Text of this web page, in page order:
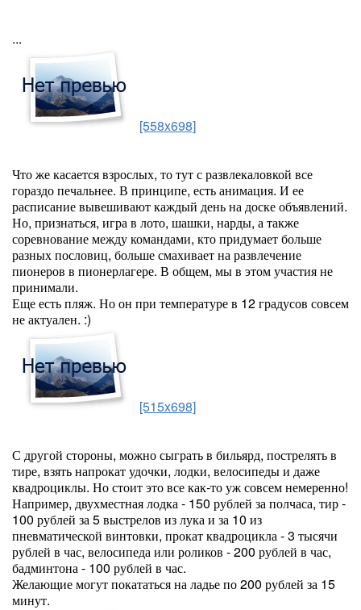
...
[558x698]
Что же касается взрослых, то тут с развлекаловкой все
гораздо печальнее. В принципе, есть анимация. И ее
расписание вывешивают каждый день на доске объявлений.
Но, признаться, игра в лото, шашки, нарды, а также
соревнование между командами, кто придумает больше
разных пословиц, больше смахивает на развлечение
пионеров в пионерлагере. В общем, мы в этом участия не
принимали.
Еще есть пляж. Но он при температуре в 12 градусов совсем
не актуален. :)
[515x698]
С другой стороны, можно сыграть в бильярд, пострелять в
тире, взять напрокат удочки, лодки, велосипеды и даже
квадроциклы. Но стоит это все как-то уж совсем немеренно!
Например, двухместная лодка - 150 рублей за полчаса, тир -
100 рублей за 5 выстрелов из лука и за 10 из
пневматической винтовки, прокат квадроцикла - 3 тысячи
рублей в час, велосипеда или роликов - 200 рублей в час,
бадминтона - 100 рублей в час.
Желающие могут покататься на ладье по 200 рублей за 15
минут.